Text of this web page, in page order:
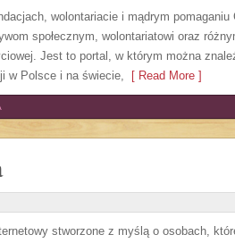
wolontariacie i mądrym
społecznym, wolontariatowi oraz
Jest to portal, w którym można
w Polsce i na świecie, [ Read More ]
stworzone z myślą o osobach,